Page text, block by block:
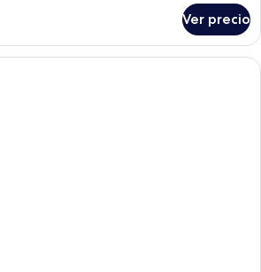
Ver precio